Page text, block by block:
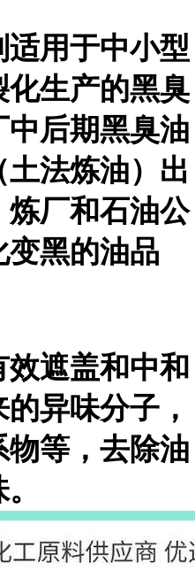
用于中小型
生产的黑臭
后期黑臭油
法炼油）出
厂和石油公
黑的油品
效遮盖和中和
异味分子，
等，去除油